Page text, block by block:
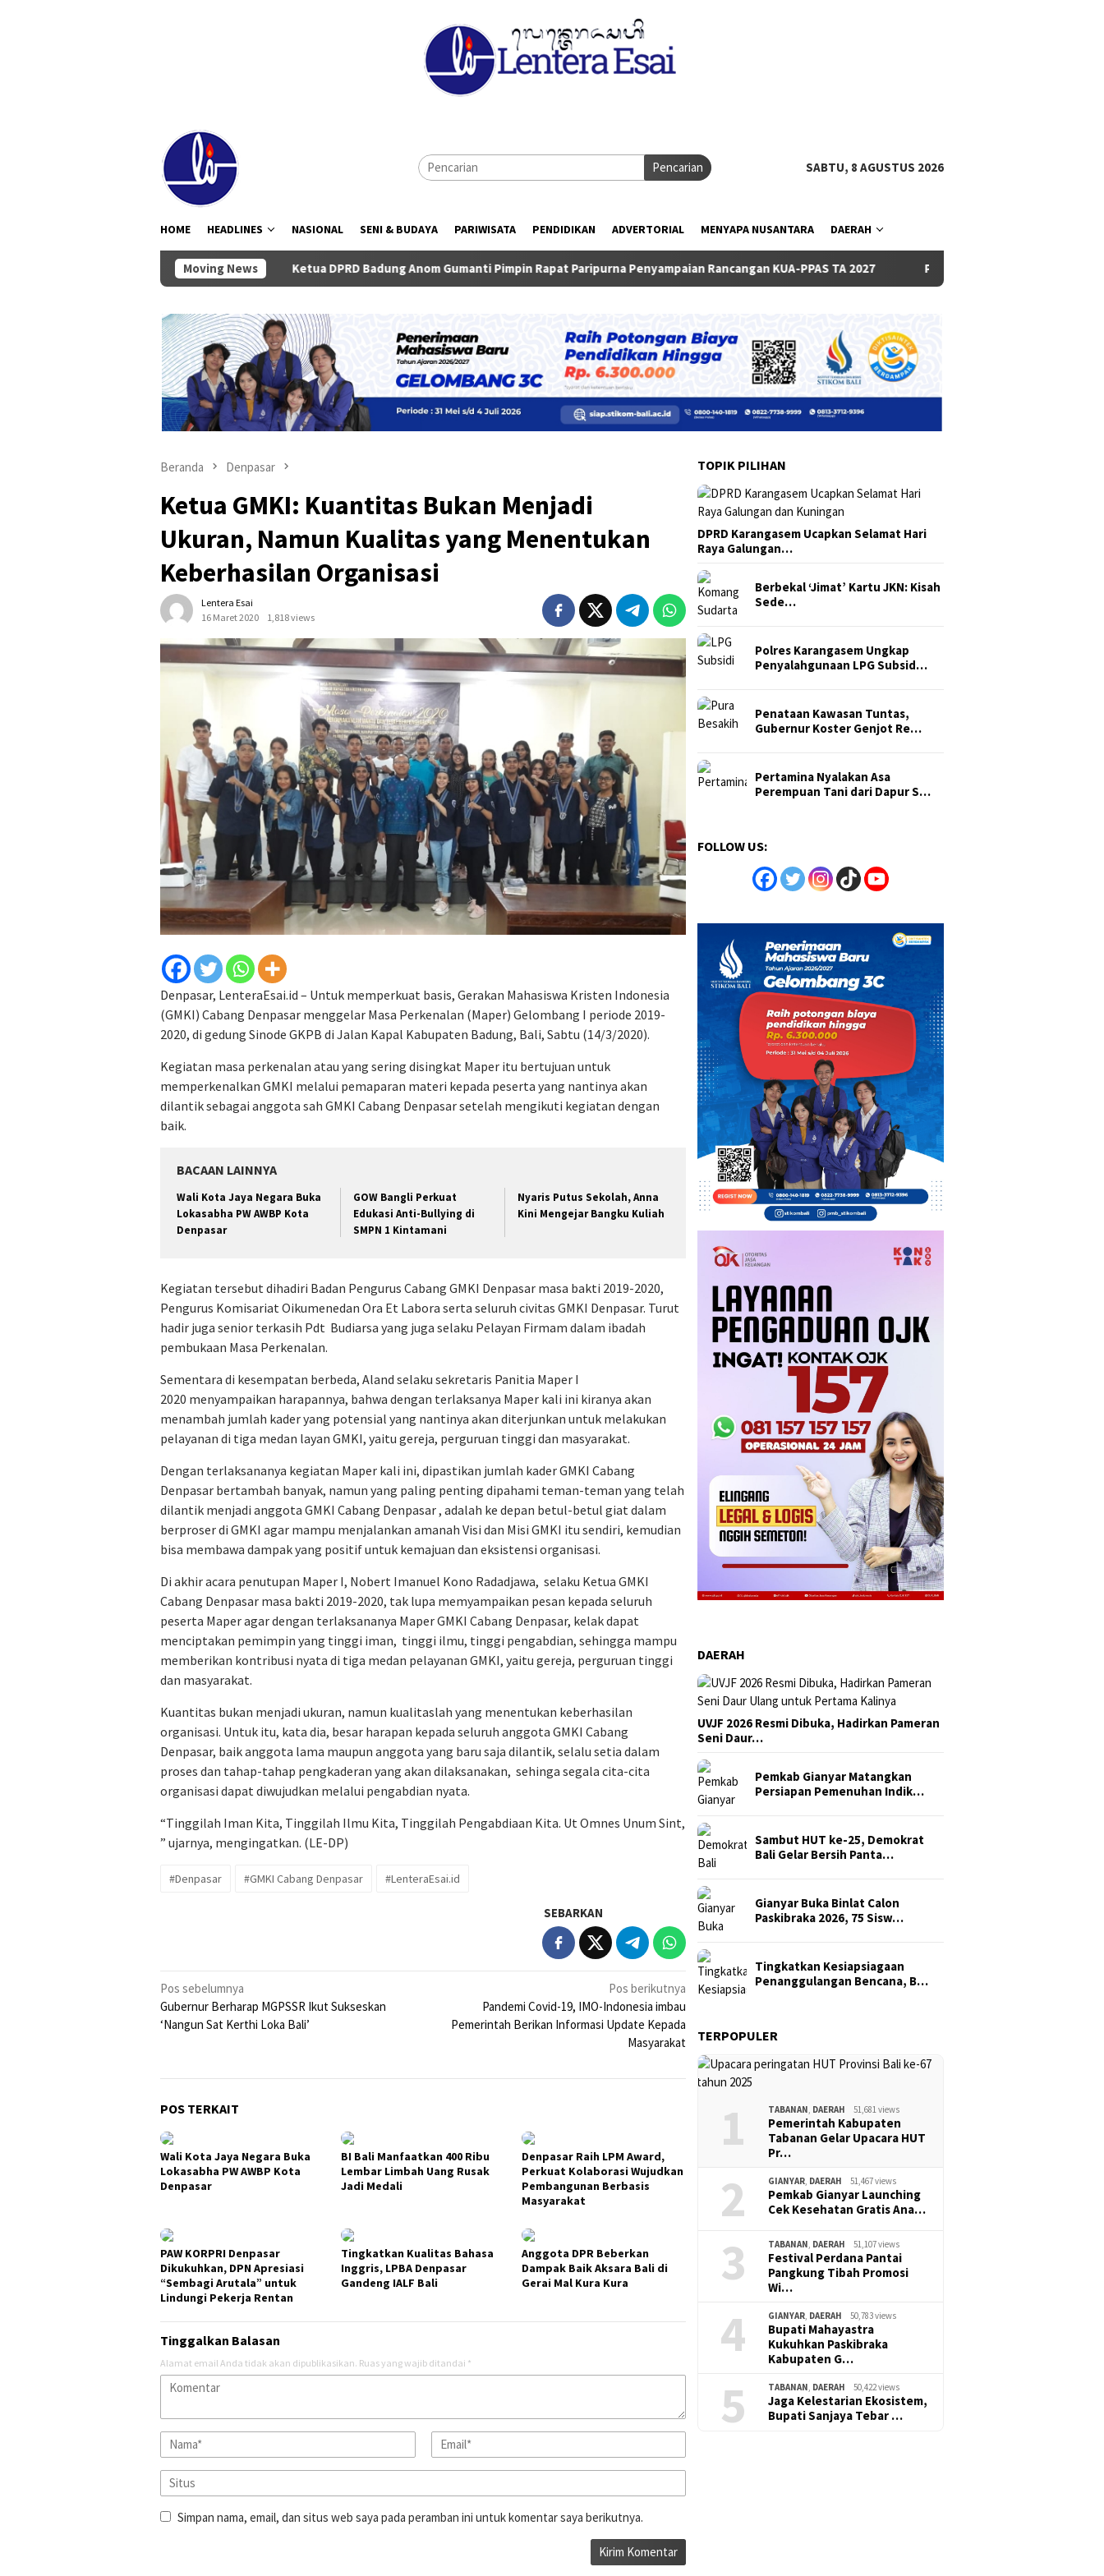
Pencarian SABTU, 8 AGUSTUS 2026
HOME HEADLINES NASIONAL SENI & BUDAYA PARIWISATA PENDIDIKAN ADVERTORIAL MENYAPA NUSANTARA DAERAH
Moving News
Ketua DPRD Badung Anom Gumanti Pimpin Rapat Paripurna Penyampaian Rancangan KUA-PPAS TA 2027 Pemkab dan DPRD Badung Sepakati KUA-
Beranda Denpasar
Ketua GMKI: Kuantitas Bukan Menjadi
Ukuran, Namun Kualitas yang Menentukan
Keberhasilan Organisasi
Lentera Esai
16 Maret 2020
1,818 views
Denpasar, LenteraEsai.id – Untuk memperkuat basis, Gerakan Mahasiswa Kristen Indonesia
(GMKI) Cabang Denpasar menggelar Masa Perkenalan (Maper) Gelombang I periode 2019-
2020, di gedung Sinode GKPB di Jalan Kapal Kabupaten Badung, Bali, Sabtu (14/3/2020).
Kegiatan masa perkenalan atau yang sering disingkat Maper itu bertujuan untuk
memperkenalkan GMKI melalui pemaparan materi kepada peserta yang nantinya akan
dilantik sebagai anggota sah GMKI Cabang Denpasar setelah mengikuti kegiatan dengan
baik.
BACAAN LAINNYA
Wali Kota Jaya Negara Buka
Lokasabha PW AWBP Kota
Denpasar
GOW Bangli Perkuat
Edukasi Anti-Bullying di
SMPN 1 Kintamani
Nyaris Putus Sekolah, Anna
Kini Mengejar Bangku Kuliah
Kegiatan tersebut dihadiri Badan Pengurus Cabang GMKI Denpasar masa bakti 2019-2020,
Pengurus Komisariat Oikumenedan Ora Et Labora serta seluruh civitas GMKI Denpasar. Turut
hadir juga senior terkasih Pdt Budiarsa yang juga selaku Pelayan Firmam dalam ibadah
pembukaan Masa Perkenalan.
Sementara di kesempatan berbeda, Aland selaku sekretaris Panitia Maper I
2020 menyampaikan harapannya, bahwa dengan terlaksanya Maper kali ini kiranya akan
menambah jumlah kader yang potensial yang nantinya akan diterjunkan untuk melakukan
pelayanan di tiga medan layan GMKI, yaitu gereja, perguruan tinggi dan masyarakat.
Dengan terlaksananya kegiatan Maper kali ini, dipastikan jumlah kader GMKI Cabang
Denpasar bertambah banyak, namun yang paling penting dipahami teman-teman yang telah
dilantik menjadi anggota GMKI Cabang Denpasar , adalah ke depan betul-betul giat dalam
berproser di GMKI agar mampu menjalankan amanah Visi dan Misi GMKI itu sendiri, kemudian
bisa membawa dampak yang positif untuk kemajuan dan eksistensi organisasi.
Di akhir acara penutupan Maper I, Nobert Imanuel Kono Radadjawa, selaku Ketua GMKI
Cabang Denpasar masa bakti 2019-2020, tak lupa memyampaikan pesan kepada seluruh
peserta Maper agar dengan terlaksananya Maper GMKI Cabang Denpasar, kelak dapat
menciptakan pemimpin yang tinggi iman, tinggi ilmu, tinggi pengabdian, sehingga mampu
memberikan kontribusi nyata di tiga medan pelayanan GMKI, yaitu gereja, perguruan tinggi
dan masyarakat.
Kuantitas bukan menjadi ukuran, namun kualitaslah yang menentukan keberhasilan
organisasi. Untuk itu, kata dia, besar harapan kepada seluruh anggota GMKI Cabang
Denpasar, baik anggota lama maupun anggota yang baru saja dilantik, selalu setia dalam
proses dan tahap-tahap pengkaderan yang akan dilaksanakan, sehinga segala cita-cita
organisasi dapat diwujudkan melalui pengabdian nyata.
“Tinggilah Iman Kita, Tinggilah Ilmu Kita, Tinggilah Pengabdiaan Kita. Ut Omnes Unum Sint,
” ujarnya, mengingatkan. (LE-DP)
#Denpasar #GMKI Cabang Denpasar #LenteraEsai.id
SEBARKAN
Navigasi
pos
Pos sebelumnya
Gubernur Berharap MGPSSR Ikut Sukseskan
‘Nangun Sat Kerthi Loka Bali’
Pos berikutnya
Pandemi Covid-19, IMO-Indonesia imbau
Pemerintah Berikan Informasi Update Kepada
Masyarakat
POS TERKAIT
Wali Kota Jaya Negara Buka
Lokasabha PW AWBP Kota
Denpasar
BI Bali Manfaatkan 400 Ribu
Lembar Limbah Uang Rusak
Jadi Medali
Denpasar Raih LPM Award,
Perkuat Kolaborasi Wujudkan
Pembangunan Berbasis
Masyarakat
PAW KORPRI Denpasar
Dikukuhkan, DPN Apresiasi
“Sembagi Arutala” untuk
Lindungi Pekerja Rentan
Tingkatkan Kualitas Bahasa
Inggris, LPBA Denpasar
Gandeng IALF Bali
Anggota DPR Beberkan
Dampak Baik Aksara Bali di
Gerai Mal Kura Kura
Tinggalkan Balasan
Alamat email Anda tidak akan dipublikasikan. Ruas yang wajib ditandai *
Simpan nama, email, dan situs web saya pada peramban ini untuk komentar saya berikutnya.
TOPIK PILIHAN
DPRD Karangasem Ucapkan Selamat Hari
Raya Galungan…
Berbekal ‘Jimat’ Kartu JKN: Kisah
Sede…
Polres Karangasem Ungkap
Penyalahgunaan LPG Subsid…
Penataan Kawasan Tuntas,
Gubernur Koster Genjot Re…
Pertamina Nyalakan Asa
Perempuan Tani dari Dapur S…
FOLLOW US:
DAERAH
UVJF 2026 Resmi Dibuka, Hadirkan Pameran
Seni Daur…
Pemkab Gianyar Matangkan
Persiapan Pemenuhan Indik…
Sambut HUT ke-25, Demokrat
Bali Gelar Bersih Panta…
Gianyar Buka Binlat Calon
Paskibraka 2026, 75 Sisw…
Tingkatkan Kesiapsiagaan
Penanggulangan Bencana, B…
TERPOPULER
1 TABANAN, DAERAH 51,681 views
Pemerintah Kabupaten
Tabanan Gelar Upacara HUT
Pr…
2 GIANYAR, DAERAH 51,467 views
Pemkab Gianyar Launching
Cek Kesehatan Gratis Ana…
3 TABANAN, DAERAH 51,107 views
Festival Perdana Pantai
Pangkung Tibah Promosi
Wi…
4 GIANYAR, DAERAH 50,783 views
Bupati Mahayastra
Kukuhkan Paskibraka
Kabupaten G…
5 TABANAN, DAERAH 50,422 views
Jaga Kelestarian Ekosistem,
Bupati Sanjaya Tebar …